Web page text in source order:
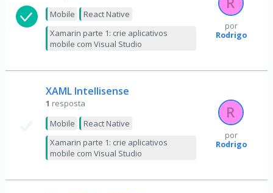
Mobile
React Native
Xamarin parte 1: crie aplicativos
mobile com Visual Studio
por
Rodrigo
XAML Intellisense
1 resposta
Mobile
React Native
Xamarin parte 1: crie aplicativos
mobile com Visual Studio
por
Rodrigo